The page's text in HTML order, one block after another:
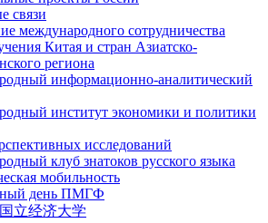
связи
международного сотрудничества
Китая и стран Азиатско-
региона
информационно-аналитический
институт экономики и политики
исследований
клуб знатоков русского языка
мобильность
день ПМГФ
立经济大学